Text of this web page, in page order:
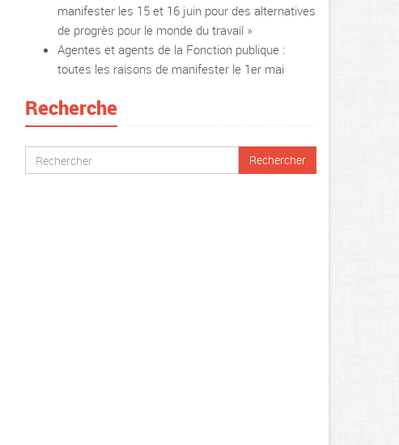
manifester les 15 et 16 juin pour des alternatives
de progrès pour le monde du travail »
Agentes et agents de la Fonction publique :
toutes les raisons de manifester le 1er mai
Recherche